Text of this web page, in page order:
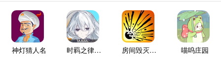
神灯猜人名 时羁之律TauLink 房间毁灭模拟器 喵呜庄园